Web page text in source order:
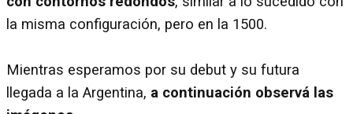
la misma configuración, pero en la 1500.
Mientras esperamos por su debut y su futura
llegada a la Argentina, a continuación observá las